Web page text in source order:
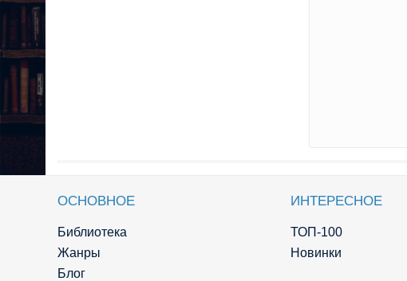
ОСНОВНОЕ
Библиотека
Жанры
Блог
ИНТЕРЕСНОЕ
ТОП-100
Новинки